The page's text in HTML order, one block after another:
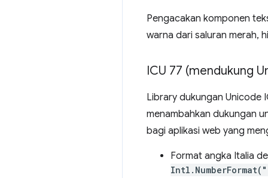
Pengacakan komponen
warna dari saluran merah,
ICU 77 (mendukung
Library dukungan Unicode
menambahkan dukungan
bagi aplikasi web yang
Format angka Italia